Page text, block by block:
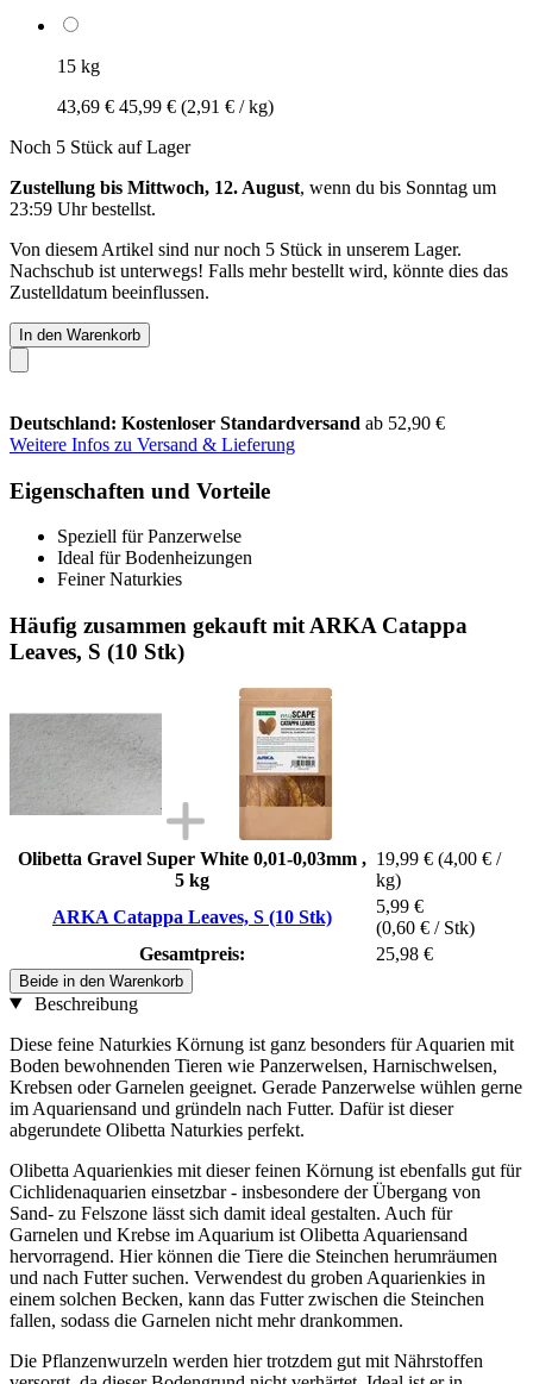
15 kg
43,69 € 45,99 € (2,91 € / kg)
Noch 5 Stück auf Lager
Zustellung bis Mittwoch, 12. August, wenn du bis Sonntag um
23:59 Uhrbestellst.
Von diesem Artikel sind nur noch 5 Stück in unserem Lager.
Nachschub ist unterwegs! Falls mehr bestellt wird, könnte dies das
Zustelldatum beeinflussen.
In den Warenkorb
Deutschland: Kostenloser Standardversand ab 52,90 €
Weitere Infos zu Versand & Lieferung
Eigenschaften und Vorteile
Speziell für Panzerwelse
Ideal für Bodenheizungen
Feiner Naturkies
Häufig zusammen gekauft mit ARKA Catappa
Leaves, S (10 Stk)
Olibetta Gravel Super White 0,01-0,03mm ,
5 kg
19,99 € (4,00 € /
kg)
ARKA Catappa Leaves, S (10 Stk)
5,99 €
(0,60 € / Stk)
Gesamtpreis:
25,98 €
Beide in den Warenkorb
Beschreibung
Diese feine Naturkies Körnung ist ganz besonders für Aquarien mit
Boden bewohnenden Tieren wie Panzerwelsen, Harnischwelsen,
Krebsen oder Garnelen geeignet. Gerade Panzerwelse wühlen gerne
im Aquariensand und gründeln nach Futter. Dafür ist dieser
abgerundete Olibetta Naturkies perfekt.
Olibetta Aquarienkies mit dieser feinen Körnung ist ebenfalls gut für
Cichlidenaquarien einsetzbar - insbesondere der Übergang von
Sand- zu Felszone lässt sich damit ideal gestalten. Auch für
Garnelen und Krebse im Aquarium ist Olibetta Aquariensand
hervorragend. Hier können die Tiere die Steinchen herumräumen
und nach Futter suchen. Verwendest du groben Aquarienkies in
einem solchen Becken, kann das Futter zwischen die Steinchen
fallen, sodass die Garnelen nicht mehr drankommen.
Die Pflanzenwurzeln werden hier trotzdem gut mit Nährstoffen